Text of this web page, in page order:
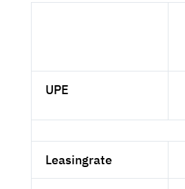
UPE
Leasingrate